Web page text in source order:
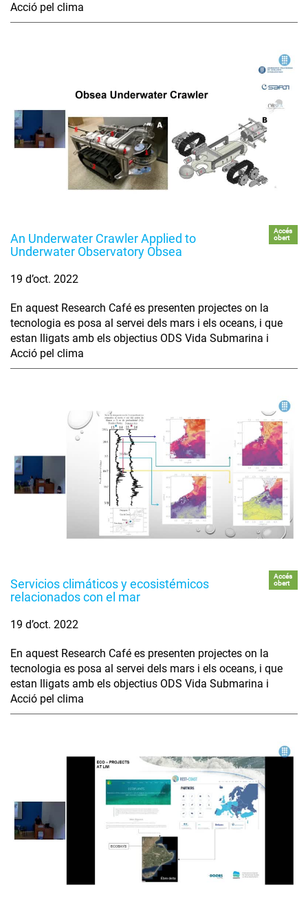
Acció pel clima
An Underwater Crawler Applied to
Underwater Observatory Obsea
Accés
obert
19 d’oct. 2022
En aquest Research Café es presenten projectes on la
tecnologia es posa al servei dels mars i els oceans, i que
estan lligats amb els objectius ODS Vida Submarina i
Acció pel clima
Servicios climáticos y ecosistémicos
relacionados con el mar
Accés
obert
19 d’oct. 2022
En aquest Research Café es presenten projectes on la
tecnologia es posa al servei dels mars i els oceans, i que
estan lligats amb els objectius ODS Vida Submarina i
Acció pel clima